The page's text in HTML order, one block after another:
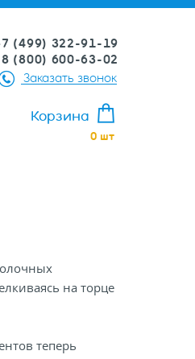
(499) 322-91-19
8 (800) 600-63-02
Заказать звонок
Корзина
0 шт
на торце
теперь